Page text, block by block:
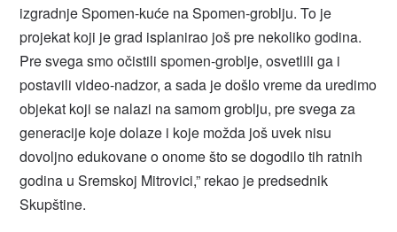
izgradnje Spomen-kuće na Spomen-groblju. To je
projekat koji je grad isplanirao još pre nekoliko godina.
Pre svega smo očistili spomen-groblje, osvetlili ga i
postavili video-nadzor, a sada je došlo vreme da uredimo
objekat koji se nalazi na samom groblju, pre svega za
generacije koje dolaze i koje možda još uvek nisu
dovoljno edukovane o onome što se dogodilo tih ratnih
godina u Sremskoj Mitrovici,” rekao je predsednik
Skupštine.